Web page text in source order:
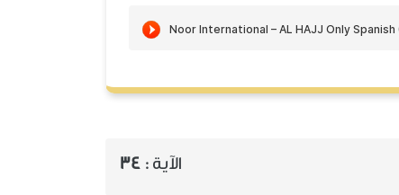
الآية : 34